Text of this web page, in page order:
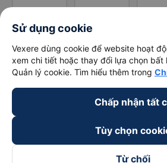
Sử dụng cookie
Vexere dùng cookie để website hoạt
xem chi tiết hoặc thay đổi lựa chọn bất
Quản lý cookie. Tìm hiểu thêm trong
Chấp nhận tất
Tùy chọn
Từ chối